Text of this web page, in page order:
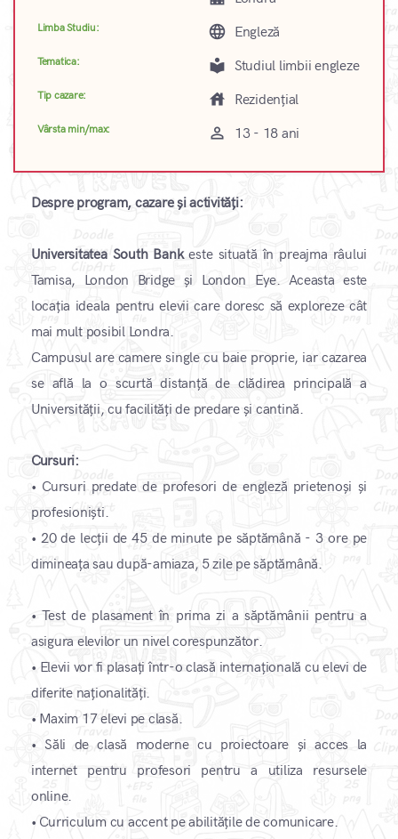
Limba Studiu: language Engleză
Tematica: local_library Studiul limbii engleze
Tip cazare: house Rezidențial
Vârsta min/max: perm_identity 13 - 18 ani
Despre program, cazare și activități:
Universitatea South Bankeste situată în preajma râului
Tamisa, London Bridge și London Eye. Aceasta este
locația ideala pentru elevii care doresc să exploreze cât
mai mult posibil Londra.
Campusul are camere single cu baie proprie, iar cazarea
se află la o scurtă distanță de clădirea principală a
Universității, cu facilități de predare și cantină.
Cursuri:
• Cursuri predate de profesori de engleză prietenoși și
profesioniști.
• 20 de lecții de 45 de minute pe săptămână - 3 ore pe
dimineața sau după-amiaza, 5 zile pe săptămână.
• Test de plasament în prima zi a săptămânii pentru a
asigura elevilor un nivel corespunzător.
• Elevii vor fi plasați într-o clasă internațională cu elevi de
diferite naționalități.
• Maxim 17 elevi pe clasă.
• Săli de clasă moderne cu proiectoare și acces la
internet pentru profesori pentru a utiliza resursele
online.
• Curriculum cu accent pe abilitățile de comunicare.